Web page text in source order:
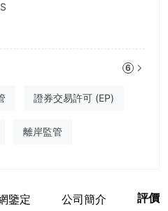
6
證券交易許可 (EP)
離岸監管
鑒定 公司簡介 評價